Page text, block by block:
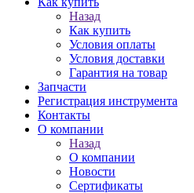
Назад
Как купить
Условия оплаты
Условия доставки
Гарантия на товар
Запчасти
Регистрация инструмента
Контакты
О компании
Назад
О компании
Новости
Сертификаты